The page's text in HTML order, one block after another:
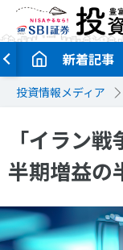
新着記事
投資情報メディア
「イラン
半期増益の